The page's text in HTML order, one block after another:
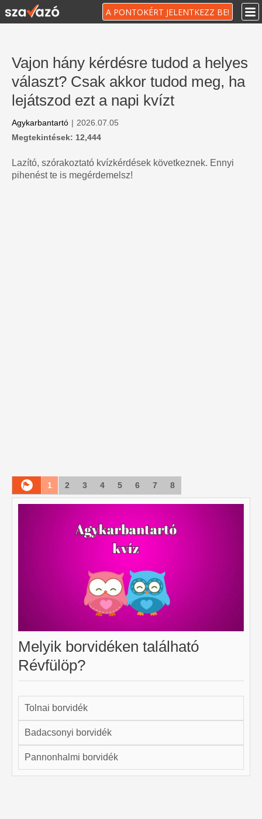
A PONTOKÉRT JELENTKEZZ BE!
Vajon hány kérdésre tudod a helyes
választ? Csak akkor tudod meg, ha
lejátszod ezt a napi kvízt
Agykarbantartó | 2026.07.05
Megtekintések: 12,444
Lazító, szórakoztató kvízkérdések következnek. Ennyi
pihenést te is megérdemelsz!
1 2 3 4 5 6 7 8
Melyik borvidéken található
Révfülöp?
Tolnai borvidék
Badacsonyi borvidék
Pannonhalmi borvidék